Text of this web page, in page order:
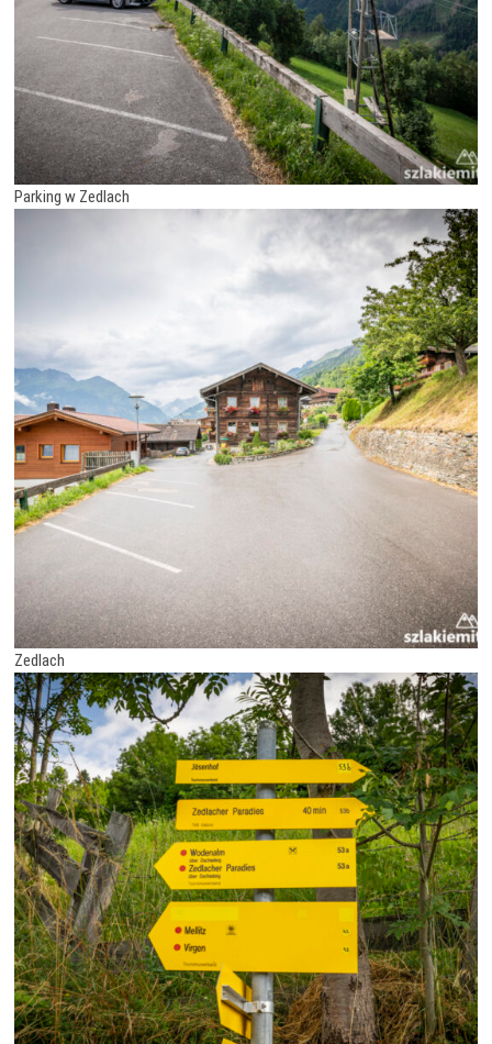
Parking w Zedlach
Zedlach